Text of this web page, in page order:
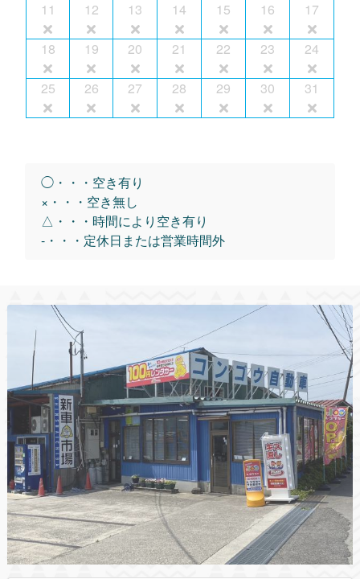
11 12 13 14 15 16 17
18 19 20 21 22 23 24
25 26 27 28 29 30 31
◯・・・空き有り
×・・・空き無し
△・・・時間により空き有り
-・・・定休日または営業時間外